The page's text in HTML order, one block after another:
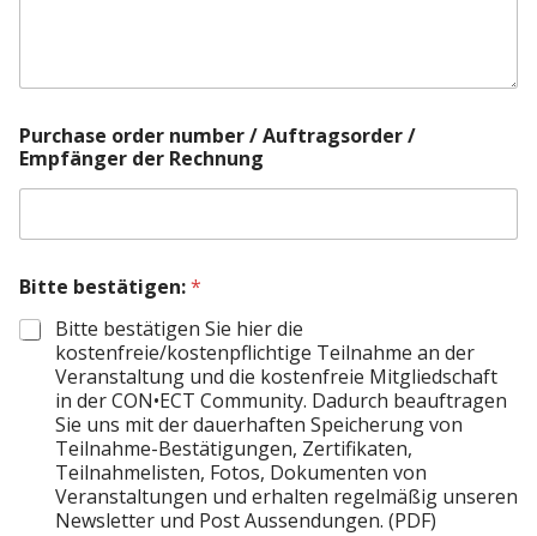
Purchase order number / Auftragsorder /
Empfänger der Rechnung
Bitte bestätigen:*
Bitte bestätigen Sie hier die
kostenfreie/kostenpflichtige Teilnahme an der
Veranstaltung und die kostenfreie Mitgliedschaft
in der CON•ECT Community. Dadurch beauftragen
Sie uns mit der dauerhaften Speicherung von
Teilnahme-Bestätigungen, Zertifikaten,
Teilnahmelisten, Fotos, Dokumenten von
Veranstaltungen und erhalten regelmäßig unseren
Newsletter und Post Aussendungen. (PDF)